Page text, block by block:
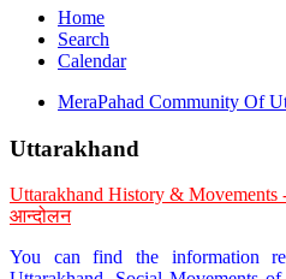
Home
Search
Calendar
MeraPahad Community Of
Uttarakhand
Uttarakhand History & Movements
आन्दोलन
You can find the information